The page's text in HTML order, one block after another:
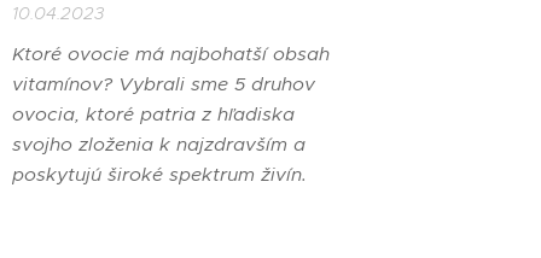
10.04.2023
Ktoré ovocie má najbohatší obsah
vitamínov? Vybrali sme 5 druhov
ovocia, ktoré patria z hľadiska
svojho zloženia k najzdravším a
poskytujú široké spektrum živín.